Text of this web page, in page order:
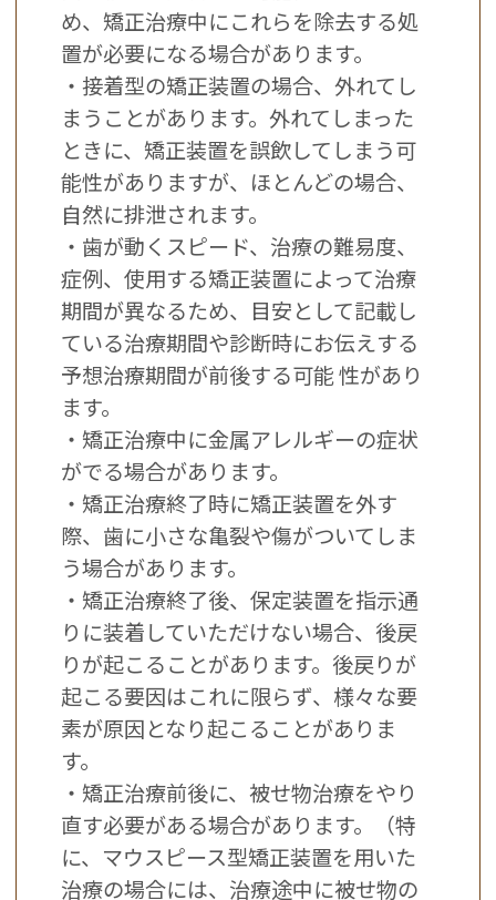
め、矯正治療中にこれらを除去する処
置が必要になる場合があります。
・接着型の矯正装置の場合、外れてし
まうことがあります。外れてしまった
ときに、矯正装置を誤飲してしまう可
能性がありますが、ほとんどの場合、
自然に排泄されます。
・歯が動くスピード、治療の難易度、
症例、使用する矯正装置によって治療
期間が異なるため、目安として記載し
ている治療期間や診断時にお伝えする
予想治療期間が前後する可能 性があり
ます。
・矯正治療中に金属アレルギーの症状
がでる場合があります。
・矯正治療終了時に矯正装置を外す
際、歯に小さな亀裂や傷がついてしま
う場合があります。
・矯正治療終了後、保定装置を指示通
りに装着していただけない場合、後戻
りが起こることがあります。後戻りが
起こる要因はこれに限らず、様々な要
素が原因となり起こることがありま
す。
・矯正治療前後に、被せ物治療をやり
直す必要がある場合があります。（特
に、マウスピース型矯正装置を用いた
治療の場合には、治療途中に被せ物の